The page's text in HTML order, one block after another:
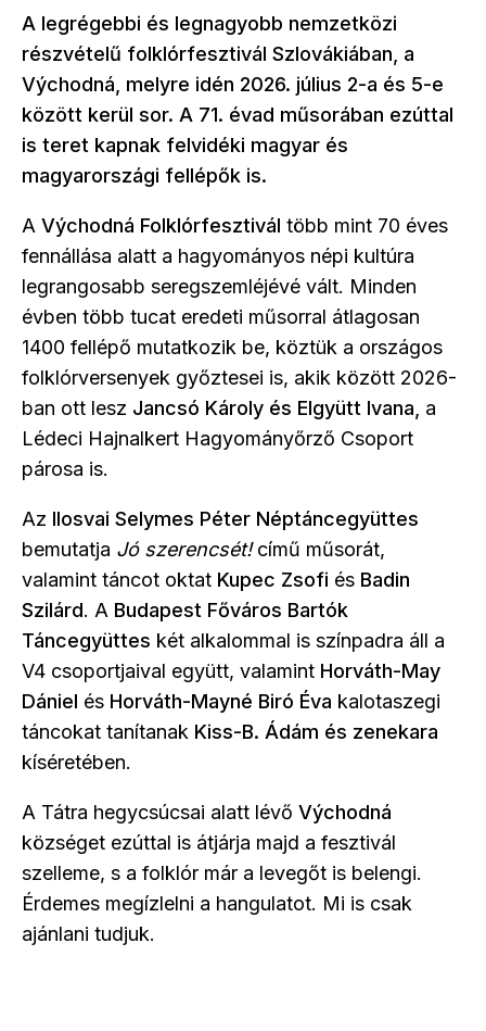
A legrégebbi és legnagyobb nemzetközi
részvételű folklórfesztivál Szlovákiában, a
Východná, melyre idén 2026. július 2-a és 5-e
között kerül sor. A 71. évad műsorában ezúttal
is teret kapnak felvidéki magyar és
magyarországi fellépők is.
A Východná Folklórfesztivál több mint 70 éves
fennállása alatt a hagyományos népi kultúra
legrangosabb seregszemléjévé vált. Minden
évben több tucat eredeti műsorral átlagosan
1400 fellépő mutatkozik be, köztük a országos
folklórversenyek győztesei is, akik között 2026-
ban ott lesz Jancsó Károly és Elgyütt Ivana, a
Lédeci Hajnalkert Hagyományőrző Csoport
párosa is.
Az Ilosvai Selymes Péter Néptáncegyüttes
bemutatja Jó szerencsét!című műsorát,
valamint táncot oktat Kupec Zsofi és Badin
Szilárd. A Budapest Főváros Bartók
Táncegyüttes két alkalommal is színpadra áll a
V4 csoportjaival együtt, valamint Horváth-May
Dániel és Horváth-Mayné Biró Éva kalotaszegi
táncokat tanítanak Kiss-B. Ádám és zenekara
kíséretében.
A Tátra hegycsúcsai alatt lévő Východná
községet ezúttal is átjárja majd a fesztivál
szelleme, s a folklór már a levegőt is belengi.
Érdemes megízlelni a hangulatot. Mi is csak
ajánlani tudjuk.